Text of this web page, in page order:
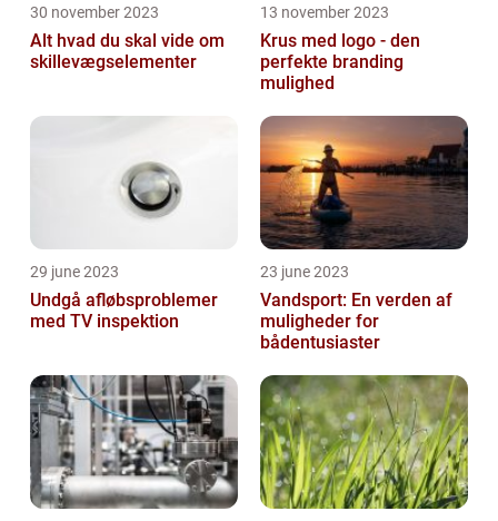
30 november 2023
Alt hvad du skal vide om
skillevægselementer
13 november 2023
Krus med logo - den
perfekte branding
mulighed
29 june 2023
Undgå afløbsproblemer
med TV inspektion
23 june 2023
Vandsport: En verden af
muligheder for
bådentusiaster